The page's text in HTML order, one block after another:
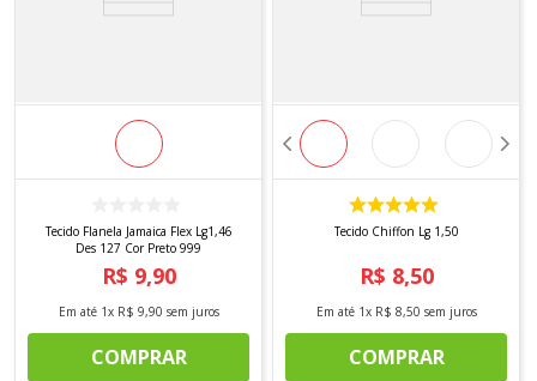
Tecido Flanela Jamaica Flex Lg1,46
Des 127 Cor Preto 999
R$ 9,90
Em até 1x R$ 9,90 sem juros
COMPRAR
Tecido Chiffon Lg 1,50
R$ 8,50
Em até 1x R$ 8,50 sem juros
COMPRAR